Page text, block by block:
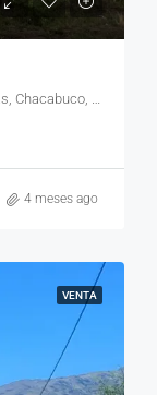
Cortaderas, Comisión Municipal de Cortaderas, Chacabuco, San Luis, Argentina, Cortaderas, San Luis
4 meses ago
VENTA